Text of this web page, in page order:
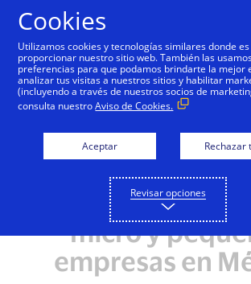
NOTAS DE PRENSA
Acceso a
pagos impulsa
inclusión digital
recuperación
micro y
empresas en
Cookies
Utilizamos cookies y tecnologías similares donde
proporcionar nuestro sitio web. También las
preferencias para que podamos brindarte la mejor
analizar tus visitas a nuestros sitios y habilitar
(incluyendo a través de nuestros socios de
consulta nuestroAviso de Cookies.
Aceptar Rechazar
Revisar opciones